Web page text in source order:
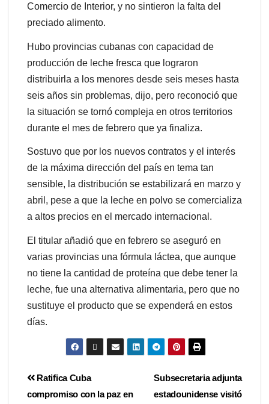
Comercio de Interior, y no sintieron la falta del
preciado alimento.
Hubo provincias cubanas con capacidad de
producción de leche fresca que lograron
distribuirla a los menores desde seis meses hasta
seis años sin problemas, dijo, pero reconoció que
la situación se tornó compleja en otros territorios
durante el mes de febrero que ya finaliza.
Sostuvo que por los nuevos contratos y el interés
de la máxima dirección del país en tema tan
sensible, la distribución se estabilizará en marzo y
abril, pese a que la leche en polvo se comercializa
a altos precios en el mercado internacional.
El titular añadió que en febrero se aseguró en
varias provincias una fórmula láctea, que aunque
no tiene la cantidad de proteína que debe tener la
leche, fue una alternativa alimentaria, pero que no
sustituye el producto que se expenderá en estos
días.
Subsecretaria adjunta
estadounidense visitó
Ratifica Cuba
compromiso con la paz en